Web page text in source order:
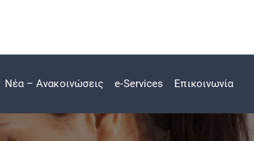
Νέα – Ανακοινώσεις e-Services Επικοινωνία